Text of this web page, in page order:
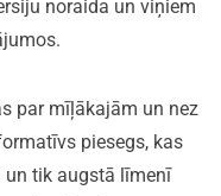
noraida un viņiem
par mīļākajām un nez
piesegs, kas
tik augstā līmenī